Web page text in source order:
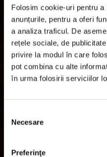
Folosim cookie-uri pentru
anunțurile, pentru a oferi
a analiza traficul. De
rețele sociale, de
privire la modul în care
pot combina cu alte
în urma folosirii serviciilor
consimțământului
Necesare
Preferinţe
Caru’ cu
Bucureștiului
sintetizată prin frații Mircea,
succesiunea sa și clădirea
savura o bere facută după o